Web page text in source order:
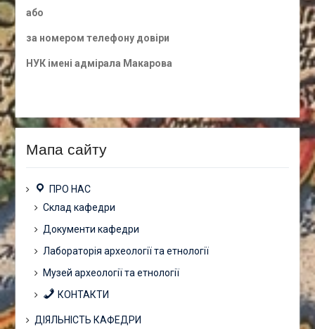
або
за номером телефону довіри
НУК імені адмірала Макарова
Мапа сайту
ПРО НАС
Склад кафедри
Документи кафедри
Лабораторія археології та етнології
Музей археології та етнології
КОНТАКТИ
ДІЯЛЬНІСТЬ КАФЕДРИ